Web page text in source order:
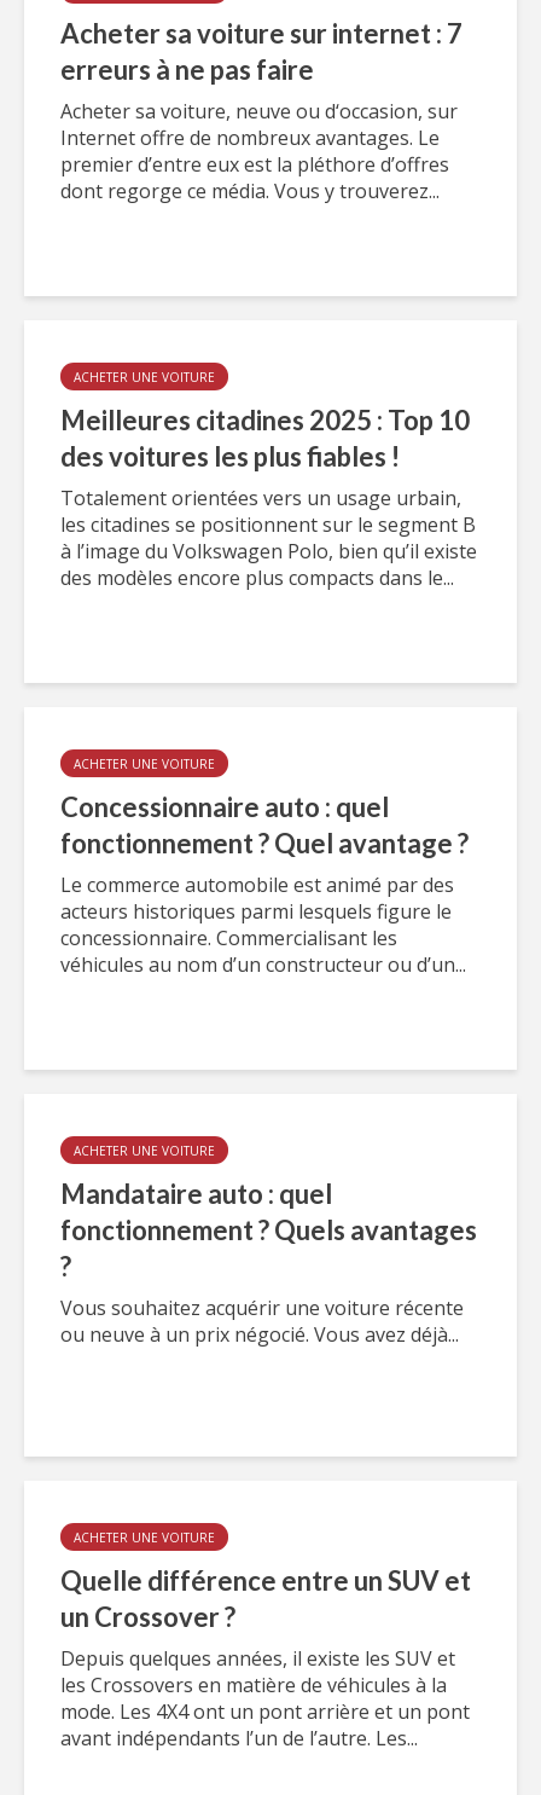
Acheter sa voiture sur internet : 7
erreurs à ne pas faire
Acheter sa voiture, neuve ou d‘occasion, sur
Internet offre de nombreux avantages. Le
premier d’entre eux est la pléthore d’offres
dont regorge ce média. Vous y trouverez...
ACHETER UNE VOITURE
Meilleures citadines 2025 : Top 10
des voitures les plus fiables !
Totalement orientées vers un usage urbain,
les citadines se positionnent sur le segment B
à l’image du Volkswagen Polo, bien qu’il existe
des modèles encore plus compacts dans le...
ACHETER UNE VOITURE
Concessionnaire auto : quel
fonctionnement ? Quel avantage ?
Le commerce automobile est animé par des
acteurs historiques parmi lesquels figure le
concessionnaire. Commercialisant les
véhicules au nom d’un constructeur ou d’un...
ACHETER UNE VOITURE
Mandataire auto : quel
fonctionnement ? Quels avantages
?
Vous souhaitez acquérir une voiture récente
ou neuve à un prix négocié. Vous avez déjà...
ACHETER UNE VOITURE
Quelle différence entre un SUV et
un Crossover ?
Depuis quelques années, il existe les SUV et
les Crossovers en matière de véhicules à la
mode. Les 4X4 ont un pont arrière et un pont
avant indépendants l’un de l’autre. Les...